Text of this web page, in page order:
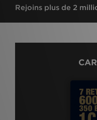
Rejoins plus de 2